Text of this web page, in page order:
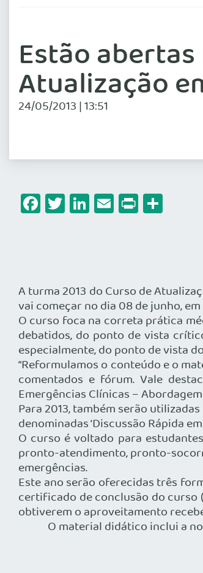
Estão
Atualização
24/05/2013 | 13:51
Facebook
Twitter
LinkedIn
Email
Print
A turma 2013 do Curso de
vai começar no dia 08 de junho,
O curso foca na correta prática
debatidos, do ponto de vista
especialmente, do ponto de vista
“Reformulamos o conteúdo e o
comentados e fórum. Vale
Emergências Clínicas –
Para 2013, também serão
denominadas ‘Discussão Rápida
O curso é voltado para
pronto-atendimento, pronto-
emergências.
Este ano serão oferecidas três
certificado de conclusão do curso
obtiverem o aproveitamento
O material didático inclui a